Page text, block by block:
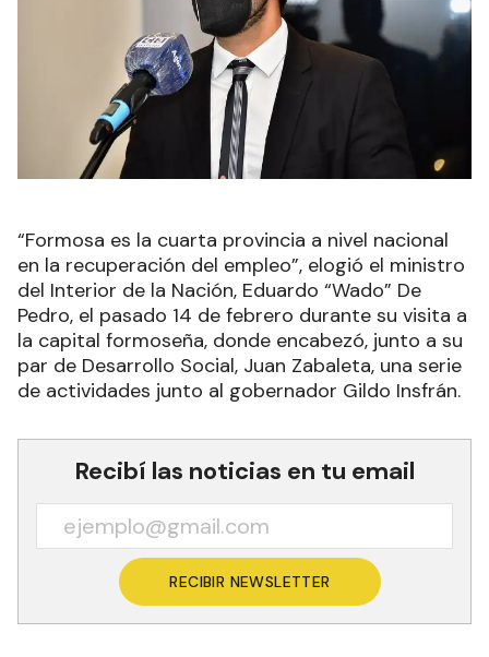
“Formosa es la cuarta provincia a nivel nacional
en la recuperación del empleo”, elogió el ministro
del Interior de la Nación, Eduardo “Wado” De
Pedro, el pasado 14 de febrero durante su visita a
la capital formoseña, donde encabezó, junto a su
par de Desarrollo Social, Juan Zabaleta, una serie
de actividades junto al gobernador Gildo Insfrán.
Recibí las noticias en tu email
RECIBIR NEWSLETTER